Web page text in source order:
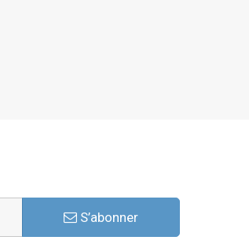
S’abonner